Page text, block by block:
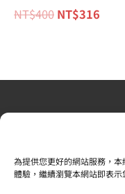
為提供您更好的網站服務，
體驗，繼續瀏覽本網站即表
NT$400 NT$316
份有限公司 |合法食
6 | 統一編號：